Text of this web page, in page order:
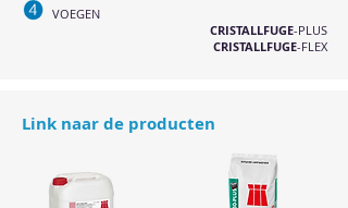
VOEGEN
CRISTALLFUGE-PLUS
CRISTALLFUGE-FLEX
Link naar de producten